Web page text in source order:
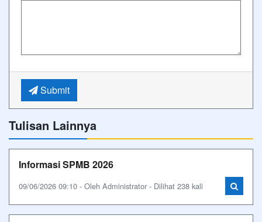
Submit
Tulisan Lainnya
Informasi SPMB 2026
09/06/2026 09:10 - Oleh Administrator - Dilihat 238 kali